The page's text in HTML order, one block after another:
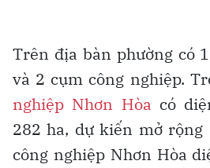
Trên địa bàn phường có
và 2 cụm công nghiệp.
nghiệp Nhơn Hòa có
282 ha, dự kiến mở rộng
công nghiệp Nhơn Hòa